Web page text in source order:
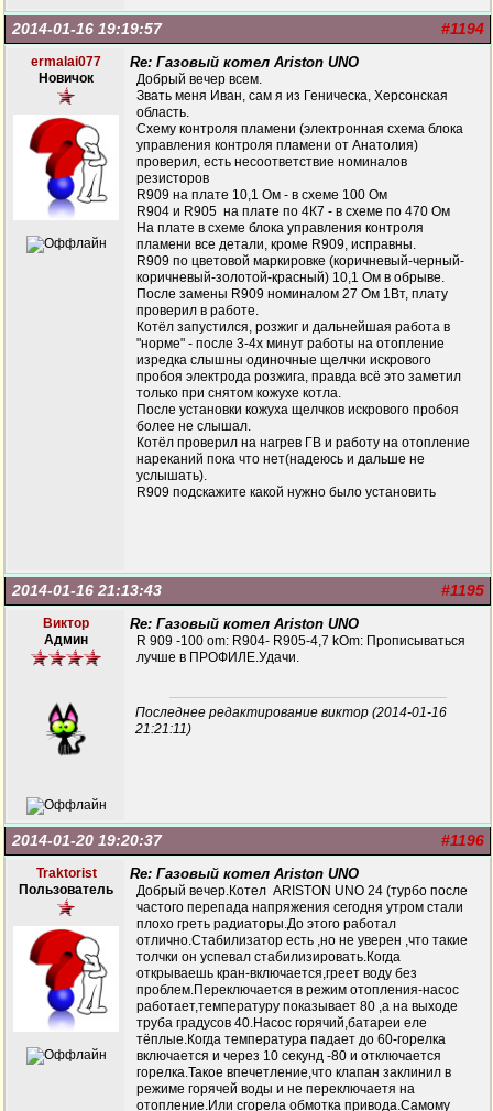
#1194
2014-01-16 19:19:57
ermalai077
Новичок
Re: Газовый котел Ariston UNO
Добрый вечер всем.
Звать меня Иван, сам я из Геническа, Херсонская
область.
Схему контроля пламени (электронная схема блока
управления контроля пламени от Анатолия)
проверил, есть несоответствие номиналов
резисторов
R909 на плате 10,1 Ом - в схеме 100 Ом
R904 и R905 на плате по 4К7 - в схеме по 470 Ом
На плате в схеме блока управления контроля
пламени все детали, кроме R909, исправны.
R909 по цветовой маркировке (коричневый-черный-
коричневый-золотой-красный) 10,1 Ом в обрыве.
После замены R909 номиналом 27 Ом 1Вт, плату
проверил в работе.
Котёл запустился, розжиг и дальнейшая работа в
"норме" - после 3-4х минут работы на отопление
изредка слышны одиночные щелчки искрового
пробоя электрода розжига, правда всё это заметил
только при снятом кожухе котла.
После установки кожуха щелчков искрового пробоя
более не слышал.
Котёл проверил на нагрев ГВ и работу на отопление
нареканий пока что нет(надеюсь и дальше не
услышать).
R909 подскажите какой нужно было установить
#1195
2014-01-16 21:13:43
Виктор
Админ
Re: Газовый котел Ariston UNO
R 909 -100 om: R904- R905-4,7 kOm: Прописываться
лучше в ПРОФИЛЕ.Удачи.
Последнее редактирование виктор (2014-01-16
21:21:11)
#1196
2014-01-20 19:20:37
Traktorist
Пользователь
Re: Газовый котел Ariston UNO
Добрый вечер.Котел ARISTON UNO 24 (турбо после
частого перепада напряжения сегодня утром стали
плохо греть радиаторы.До этого работал
отлично.Стабилизатор есть ,но не уверен ,что такие
толчки он успевал стабилизировать.Когда
открываешь кран-включается,греет воду без
проблем.Переключается в режим отопления-насос
работает,температуру показывает 80 ,а на выходе
труба градусов 40.Насос горячий,батареи еле
тёплые.Когда температура падает до 60-горелка
включается и через 10 секунд -80 и отключается
горелка.Такое впечетление,что клапан заклинил в
режиме горячей воды и не переключаетя на
отопление.Или сгорела обмотка привода.Самому